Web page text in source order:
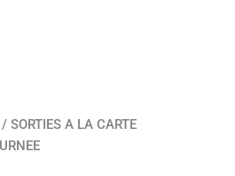
SORTIES A LA CARTE